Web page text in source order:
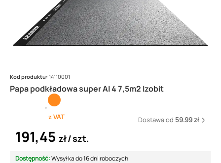
Papa podkładowa super AI 4 7,5m2 Izobit
Kod produktu: 14110001
z VAT Dostawa od 59.99 zł
191,45 zł szt.
Dostępność:Wysyłka do 16 dni roboczych